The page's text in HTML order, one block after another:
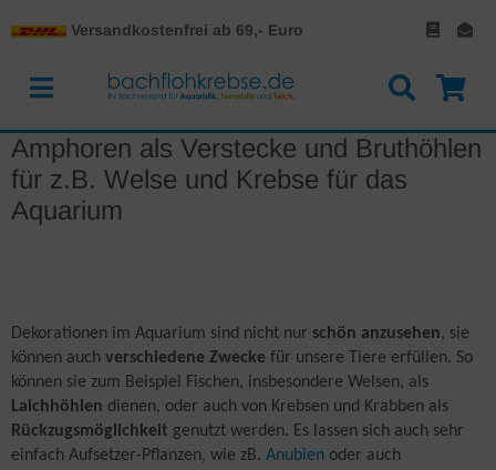
Versandkostenfrei ab 69,- Euro
Amphoren als Verstecke und Bruthöhlen
für z.B. Welse und Krebse für das
Aquarium
Dekorationen im Aquarium sind nicht nur schön anzusehen, sie
können auch verschiedene Zwecke für unsere Tiere erfüllen. So
können sie zum Beispiel Fischen, insbesondere Welsen, als
Laichhöhlen dienen, oder auch von Krebsen und Krabben als
Rückzugsmöglichkeit genutzt werden. Es lassen sich auch sehr
einfach Aufsetzer-Pflanzen, wie zB. Anubien oder auch